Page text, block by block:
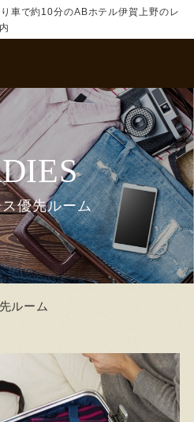
車で約10分のABホテル伊賀上野のレ
優先ルーム
ルーム